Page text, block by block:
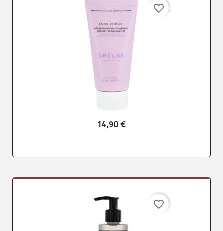
14,90 €
favorite_border
favorite_border